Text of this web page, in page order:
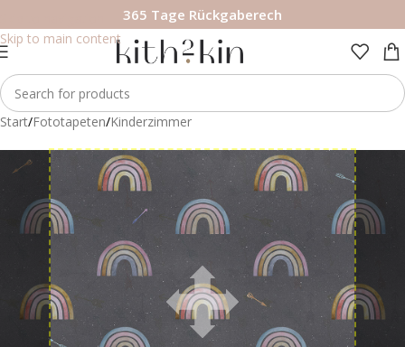
Skip to main content
365 Tage Rückgaberech
Start/Fototapeten/Kinderzimmer